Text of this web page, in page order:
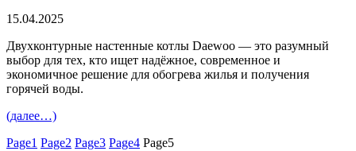
15.04.2025
Двухконтурные настенные котлы Daewoo — это разумный
выбор для тех, кто ищет надёжное, современное и
экономичное решение для обогрева жилья и получения
горячей воды.
(далее…)
Page1 Page2 Page3 Page4 Page5